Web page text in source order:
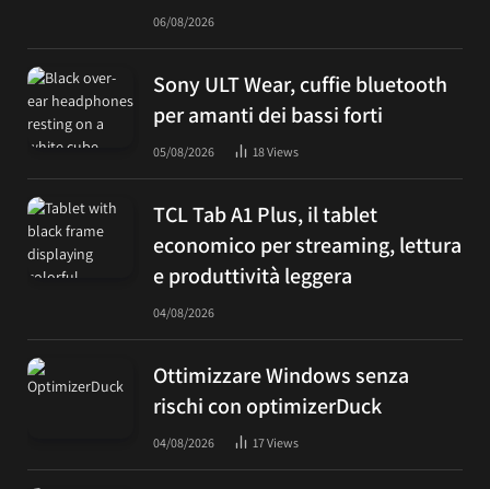
06/08/2026
Sony ULT Wear, cuffie bluetooth
per amanti dei bassi forti
05/08/2026 18Views
TCL Tab A1 Plus, il tablet
economico per streaming, lettura
e produttività leggera
04/08/2026
Ottimizzare Windows senza
rischi con optimizerDuck
04/08/2026 17Views